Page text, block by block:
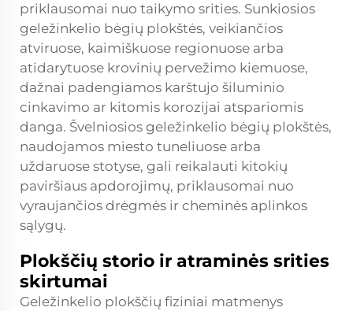
priklausomai nuo taikymo srities. Sunkiosios
geležinkelio bėgių plokštės, veikiančios
atviruose, kaimiškuose regionuose arba
atidarytuose krovinių pervežimo kiemuose,
dažnai padengiamos karštujo šiluminio
cinkavimo ar kitomis korozijai atspariomis
danga. Švelniosios geležinkelio bėgių plokštės,
naudojamos miesto tuneliuose arba
uždaruose stotyse, gali reikalauti kitokių
paviršiaus apdorojimų, priklausomai nuo
vyraujančios drėgmės ir cheminės aplinkos
sąlygų.
Plokščių storio ir atraminės srities
skirtumai
Geležinkelio plokščių fiziniai matmenys